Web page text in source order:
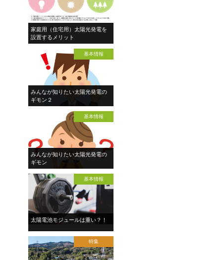
家庭用（住宅用）太陽光発電を
設置するメリット
基本情報
みんなが知りたい太陽光発電の
ギモン２
基本情報
みんなが知りたい太陽光発電の
ギモン
基本情報
太陽電池モジュールは重い？！
特集